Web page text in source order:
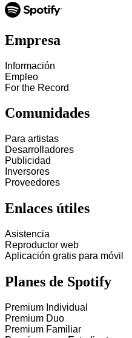
Empresa
Información
Empleo
For the Record
Comunidades
Para artistas
Desarrolladores
Publicidad
Inversores
Proveedores
Enlaces útiles
Asistencia
Reproductor web
Aplicación gratis para móvil
Planes de Spotify
Premium Individual
Premium Duo
Premium Familiar